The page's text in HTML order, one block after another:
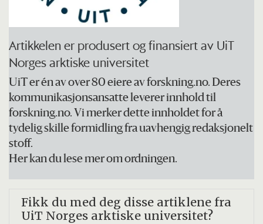
framgangsmåte, og uten minskning i
antallet deltakere. Avviket var at tiden de
kunne observere ble kortere enn planlagt,
og den ekstra belastningen som en
passasje gjennom Nordvestpassasjen
kunne ha medført uteble.
Likevel fulgte mannskapet vanlige vakter.
De levde som før og det var tidvis høye
forholdene ble som tenkt.
Artikkelen er produsert og finansiert av UiT
Norges arktiske universitet
UiT er én av over 80 eiere av forskning.no. Deres
kommunikasjonsansatte leverer innhold til
forskning.no. Vi merker dette innholdet for å
tydelig skille formidling fra uavhengig redaksjonelt
stoff.
Her kan du lese mer om ordningen.
Fikk du med deg disse artiklene fra
UiT Norges arktiske universitet?